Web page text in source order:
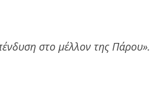
στο μέλλον της Πάρου».